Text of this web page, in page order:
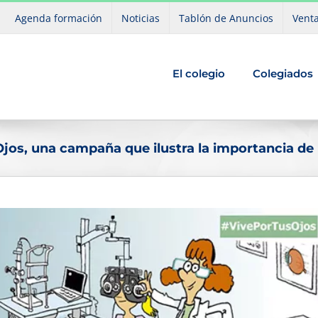
Agenda formación Noticias Tablón de Anuncios
El colegio Colegiados
una campaña que ilustra la importancia de